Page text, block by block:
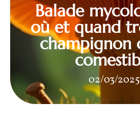
Balade
où et quand
champignon
02/03/2025